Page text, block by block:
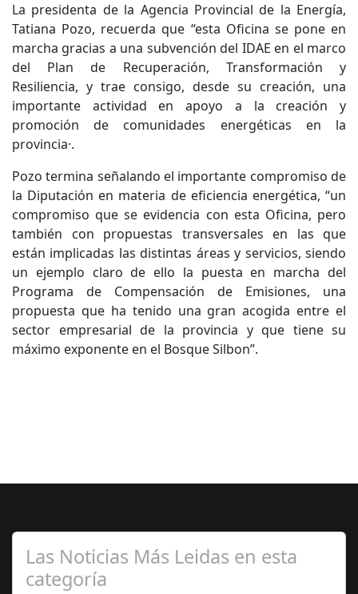
La presidenta de la Agencia Provincial de la Energía,
Tatiana Pozo, recuerda que “esta Oficina se pone en
marcha gracias a una subvención del IDAE en el marco
del Plan de Recuperación, Transformación y
Resiliencia, y trae consigo, desde su creación, una
importante actividad en apoyo a la creación y
promoción de comunidades energéticas en la
provincia·.
Pozo termina señalando el importante compromiso de
la Diputación en materia de eficiencia energética, “un
compromiso que se evidencia con esta Oficina, pero
también con propuestas transversales en las que
están implicadas las distintas áreas y servicios, siendo
un ejemplo claro de ello la puesta en marcha del
Programa de Compensación de Emisiones, una
propuesta que ha tenido una gran acogida entre el
sector empresarial de la provincia y que tiene su
máximo exponente en el Bosque Silbon”.
Las Noticias Más Leidas en esta
categoría